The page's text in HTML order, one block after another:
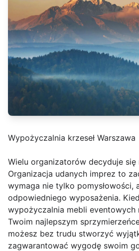
Wypożyczalnia krzeseł Warszawa
Wielu organizatorów decyduje się
Organizacja udanych imprez to
wymaga nie tylko pomysłowości,
odpowiedniego wyposażenia.
wypożyczalnia mebli eventowych
Twoim najlepszym
możesz bez trudu stworzyć
zagwarantować wygodę swoim